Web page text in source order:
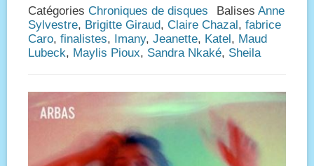
Catégories Chroniques de disques Balises Anne
Sylvestre, Brigitte Giraud, Claire Chazal, fabrice
Caro, finalistes, Imany, Jeanette, Katel, Maud
Lubeck, Maylis Pioux, Sandra Nkaké, Sheila